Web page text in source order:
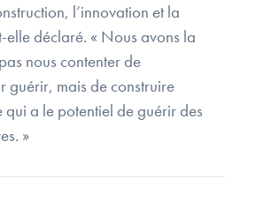
l’innovation et la
elle déclaré. « Nous avons la
nous contenter de
guérir, mais de construire
qui a le potentiel de guérir des
»